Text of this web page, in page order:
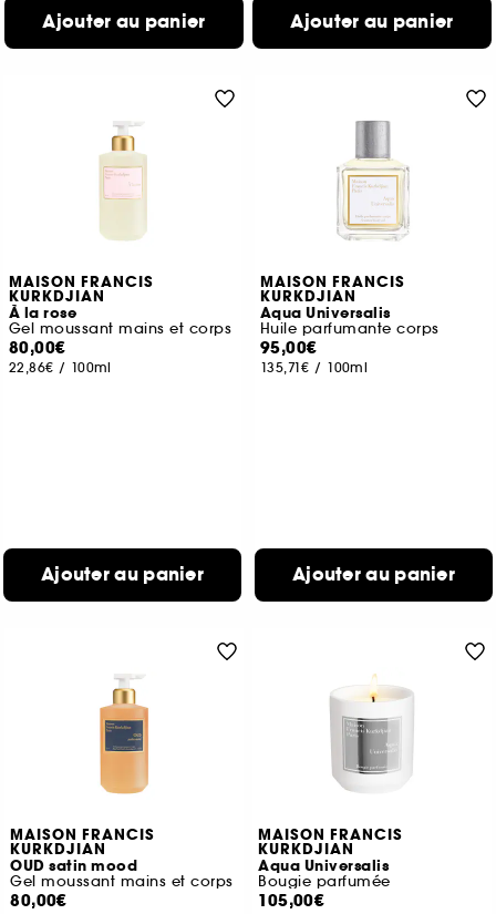
Ajouter au panier Ajouter au panier
MAISON FRANCIS
KURKDJIAN
À la rose
Gel moussant mains et corps
80,00€
22,86€ / 100ml
Ajouter au panier
MAISON FRANCIS
KURKDJIAN
Aqua Universalis
Huile parfumante corps
95,00€
135,71€ / 100ml
Ajouter au panier
MAISON FRANCIS
KURKDJIAN
OUD satin mood
Gel moussant mains et corps
80,00€
MAISON FRANCIS
KURKDJIAN
Aqua Universalis
Bougie parfumée
105,00€